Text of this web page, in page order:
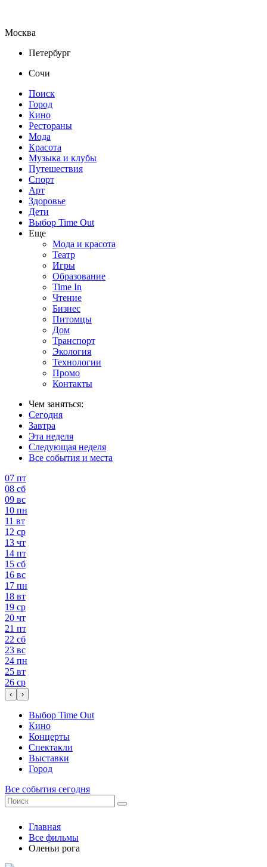
Москва
Петербург
Сочи
Поиск
Город
Кино
Рестораны
Мода
Красота
Музыка и клубы
Путешествия
Спорт
Арт
Здоровье
Дети
Выбор Time Out
Еще
Мода и красота
Театр
Игры
Образование
Time In
Чтение
Бизнес
Питомцы
Дом
Транспорт
Экология
Технологии
Промо
Контакты
Чем заняться:
Сегодня
Завтра
Эта неделя
Следующая неделя
Все события и места
07 пт
08 сб
09 вс
10 пн
11 вт
12 ср
13 чт
14 пт
15 сб
16 вс
17 пн
18 вт
19 ср
20 чт
21 пт
22 сб
23 вс
24 пн
25 вт
26 ср
‹ ›
Выбор Time Out
Кино
Концерты
Спектакли
Выставки
Город
Все события сегодня
Главная
Все фильмы
Оленьи рога